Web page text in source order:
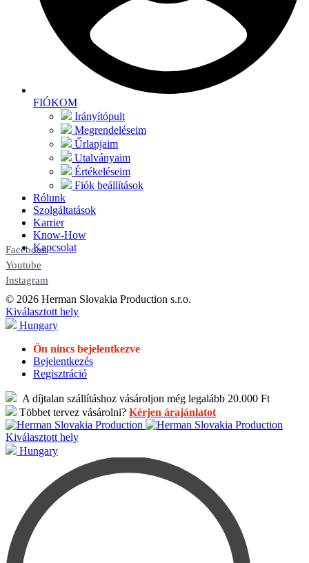
FIÓKOM
Irányítópult
Megrendeléseim
Űrlapjaim
Utalványaim
Értékeléseim
Fiók beállítások
Rólunk
Szolgáltatások
Karrier
Know-How
Kapcsolat
Facebook
Youtube
Instagram
© 2026 Herman Slovakia Production s.r.o.
Kiválasztott hely
Hungary
Ön nincs bejelentkezve
Bejelentkezés
Regisztráció
A díjtalan szállításhoz vásároljon még legalább 20.000 Ft
Többet tervez vásárolni? Kérjen árajánlatot
Kiválasztott hely
Hungary